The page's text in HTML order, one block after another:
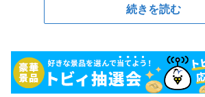
続きを読む